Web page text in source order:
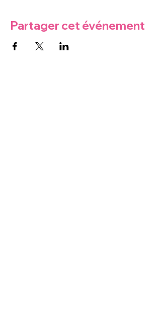
Partager cet événement